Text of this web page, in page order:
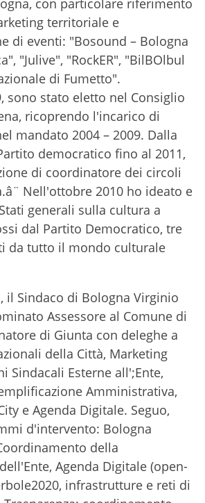
con particolare riferimento
territoriale e
di eventi: "Bosound – Bologna
"Julive", "RockER", "BilBOlbul
di Fumetto".
sono stato eletto nel Consiglio
ricoprendo l'incarico di
mandato 2004 – 2009. Dalla
democratico fino al 2011,
di coordinatore dei circoli
Nell'ottobre 2010 ho ideato e
generali sulla cultura a
dal Partito Democratico, tre
da tutto il mondo culturale
il Sindaco di Bologna Virginio
Assessore al Comune di
di Giunta con deleghe a
della Città, Marketing
Sindacali Esterne all';Ente,
Amministrativa,
e Agenda Digitale. Seguo,
d'intervento: Bologna
della
Agenda Digitale (open-
infrastrutture e reti di